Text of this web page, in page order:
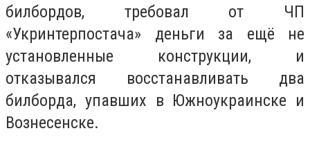
билбордов, требовал от ЧП
«Укринтерпостача» деньги за ещё не
установленные конструкции, и
отказывался восстанавливать два
билборда, упавших в Южноукраинске и
Вознесенске.